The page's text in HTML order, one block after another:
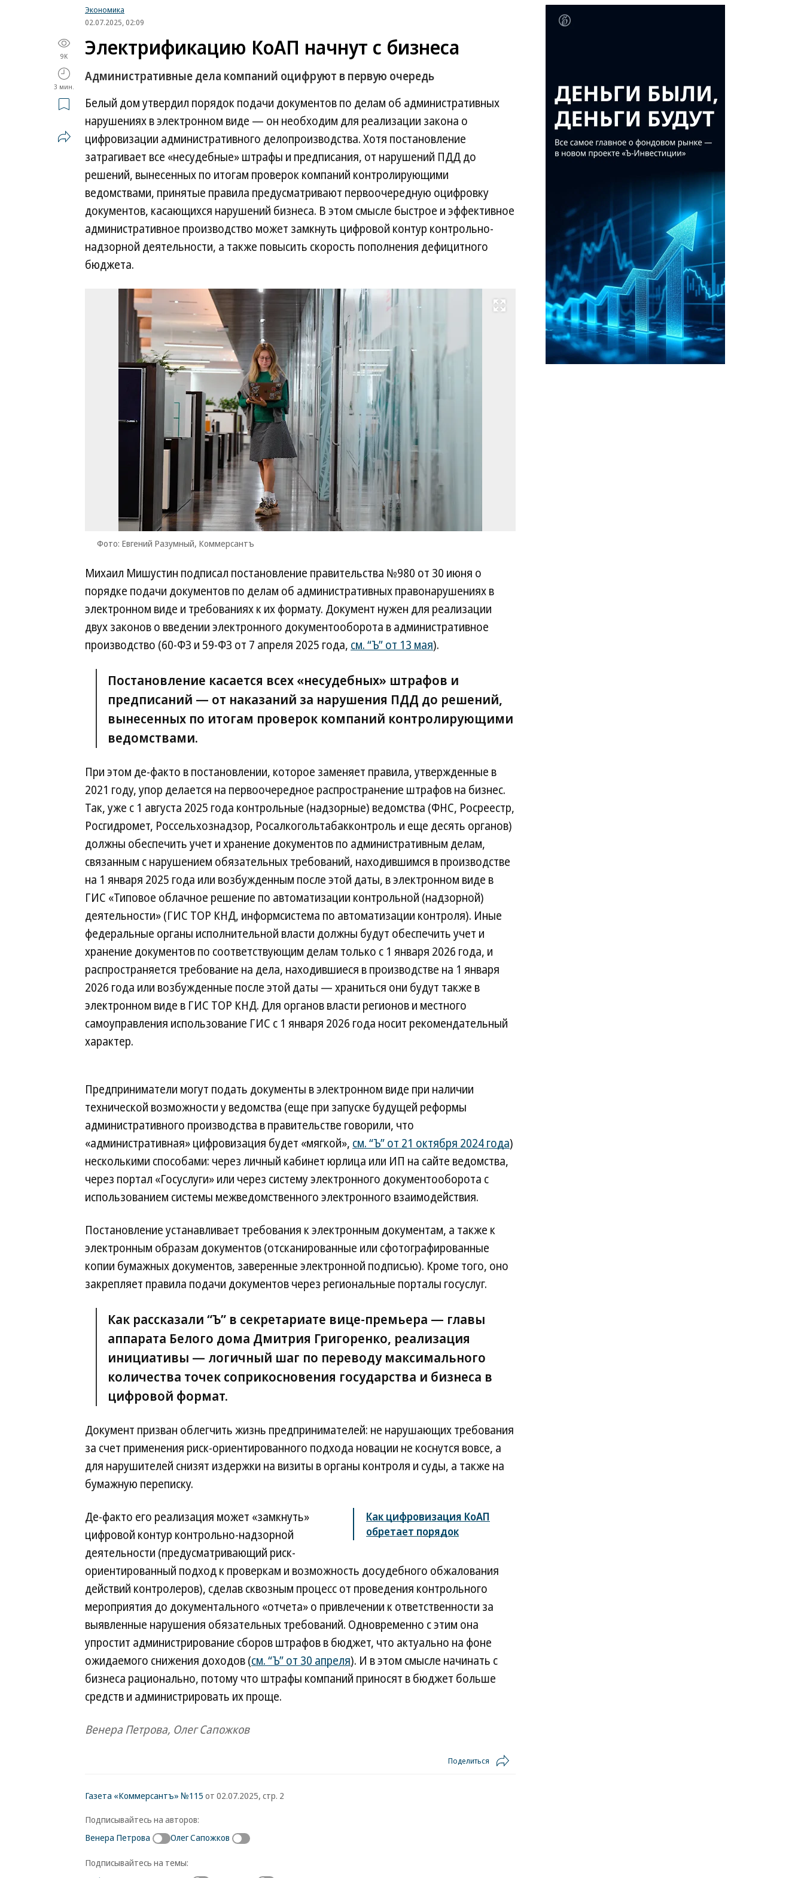
Экономика
02.07.2025, 02:09
9K
3 мин.
Электрификацию КоАП начнут с бизнеса
Административные дела компаний оцифруют в первую очередь
Белый дом утвердил порядок подачи документов по делам об административных
нарушениях в электронном виде — он необходим для реализации закона о
цифровизации административного делопроизводства. Хотя постановление
затрагивает все «несудебные» штрафы и предписания, от нарушений ПДД до
решений, вынесенных по итогам проверок компаний контролирующими
ведомствами, принятые правила предусматривают первоочередную оцифровку
документов, касающихся нарушений бизнеса. В этом смысле быстрое и эффективное
административное производство может замкнуть цифровой контур контрольно-
надзорной деятельности, а также повысить скорость пополнения дефицитного
бюджета.
Развернуть на весь экран
Фото: Евгений Разумный, Коммерсантъ
Фото:
Разумный,
Михаил Мишустин подписал постановление правительства №980 от 30 июня о
порядке подачи документов по делам об административных правонарушениях в
электронном виде и требованиях к их формату. Документ нужен для реализации
двух законов о введении электронного документооборота в административное
производство (60-ФЗ и 59-ФЗ от 7 апреля 2025 года, см. “Ъ” от 13 мая).
Постановление касается всех «несудебных» штрафов и
предписаний — от наказаний за нарушения ПДД до решений,
вынесенных по итогам проверок компаний контролирующими
ведомствами.
При этом де-факто в постановлении, которое заменяет правила, утвержденные в
2021 году, упор делается на первоочередное распространение штрафов на бизнес.
Так, уже с 1 августа 2025 года контрольные (надзорные) ведомства (ФНС, Росреестр,
Росгидромет, Россельхознадзор, Росалкогольтабакконтроль и еще десять органов)
должны обеспечить учет и хранение документов по административным делам,
связанным с нарушением обязательных требований, находившимся в производстве
на 1 января 2025 года или возбужденным после этой даты, в электронном виде в
ГИС «Типовое облачное решение по автоматизации контрольной (надзорной)
деятельности» (ГИС ТОР КНД, информсистема по автоматизации контроля). Иные
федеральные органы исполнительной власти должны будут обеспечить учет и
хранение документов по соответствующим делам только с 1 января 2026 года, и
распространяется требование на дела, находившиеся в производстве на 1 января
2026 года или возбужденные после этой даты — храниться они будут также в
электронном виде в ГИС ТОР КНД. Для органов власти регионов и местного
самоуправления использование ГИС с 1 января 2026 года носит рекомендательный
характер.
Предприниматели могут подать документы в электронном виде при наличии
технической возможности у ведомства (еще при запуске будущей реформы
административного производства в правительстве говорили, что
«административная» цифровизация будет «мягкой», см. “Ъ” от 21 октября 2024 года)
несколькими способами: через личный кабинет юрлица или ИП на сайте ведомства,
через портал «Госуслуги» или через систему электронного документооборота с
использованием системы межведомственного электронного взаимодействия.
Постановление устанавливает требования к электронным документам, а также к
электронным образам документов (отсканированные или сфотографированные
копии бумажных документов, заверенные электронной подписью). Кроме того, оно
закрепляет правила подачи документов через региональные порталы госуслуг.
Как рассказали “Ъ” в секретариате вице-премьера — главы
аппарата Белого дома Дмитрия Григоренко, реализация
инициативы — логичный шаг по переводу максимального
количества точек соприкосновения государства и бизнеса в
цифровой формат.
Документ призван облегчить жизнь предпринимателей: не нарушающих требования
за счет применения риск-ориентированного подхода новации не коснутся вовсе, а
для нарушителей снизят издержки на визиты в органы контроля и суды, а также на
бумажную переписку.
Как цифровизация КоАП
обретает порядок
Де-факто его реализация может «замкнуть»
цифровой контур контрольно-надзорной
деятельности (предусматривающий риск-
ориентированный подход к проверкам и возможность досудебного обжалования
действий контролеров), сделав сквозным процесс от проведения контрольного
мероприятия до документального «отчета» о привлечении к ответственности за
выявленные нарушения обязательных требований. Одновременно с этим она
упростит администрирование сборов штрафов в бюджет, что актуально на фоне
ожидаемого снижения доходов (см. “Ъ” от 30 апреля). И в этом смысле начинать с
бизнеса рационально, потому что штрафы компаний приносят в бюджет больше
средств и администрировать их проще.
Венера Петрова, Олег Сапожков
Поделиться
Газета «Коммерсантъ» №115 от 02.07.2025, стр. 2
Подписывайтесь на авторов:
Венера Петрова
Олег Сапожков
Подписывайтесь на темы: